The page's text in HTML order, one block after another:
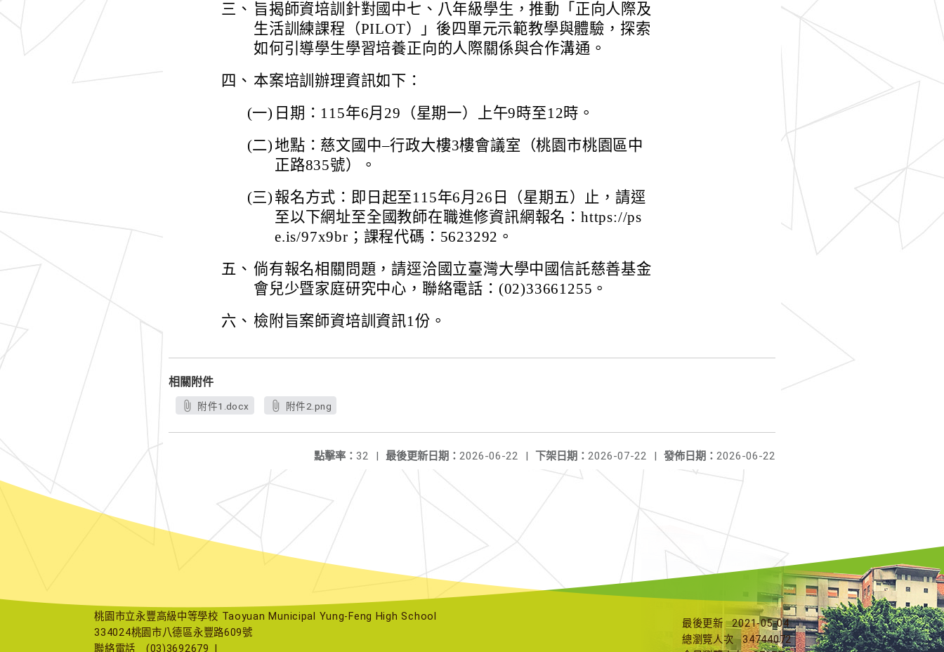
三、 旨揭師資培訓針對國中七、八年級學生，推動「正向人際及
生活訓練課程（PILOT）」後四單元示範教學與體驗，探索
如何引導學生學習培養正向的人際關係與合作溝通。
四、 本案培訓辦理資訊如下：
(一) 日期：115年6月29（星期一）上午9時至12時。
(二)地點：慈文國中–行政大樓3樓會議室（桃園市桃園區中
正路835號）。
(三) 報名方式：即日起至115年6月26日（星期五）止，請逕
至以下網址至全國教師在職進修資訊網報名：https://ps
e.is/97x9br；課程代碼：5623292。
五、 倘有報名相關問題，請逕洽國立臺灣大學中國信託慈善基金
會兒少暨家庭研究中心，聯絡電話：(02)33661255。
六、 檢附旨案師資培訓資訊1份。
相關附件
附件1.docx 附件2.png
發佈日期： 2026-06-22
下架日期： 2026-07-22 |
最後更新日期： 2026-06-22 |
點擊率： 32 |
桃園市立永豐高級中等學校 Taoyuan Municipal Yung-Feng High School
334024桃園市八德區永豐路609號
聯絡電話
(03)3692679
最後更新
2021-05-04
總瀏覽人次
34744072